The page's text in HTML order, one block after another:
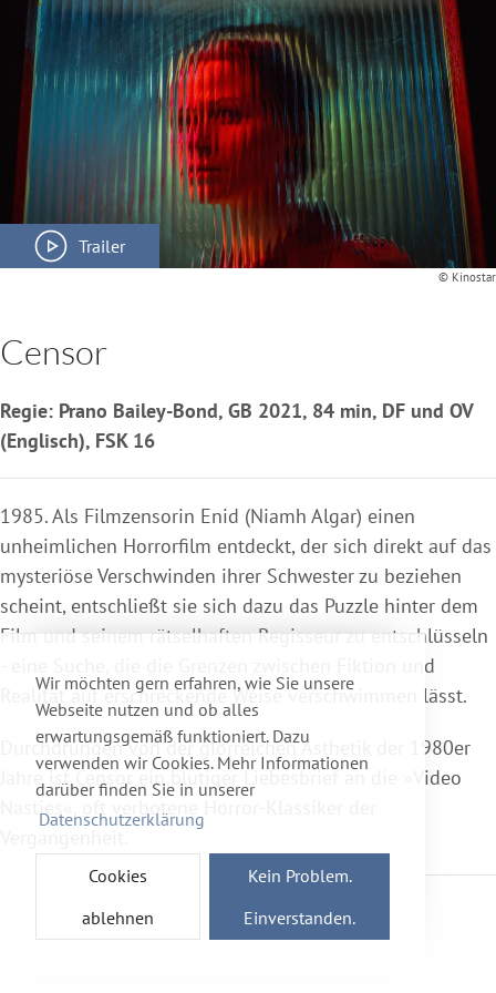
Wir möchten gern erfahren, wie Sie unsere
Webseite nutzen und ob alles
erwartungsgemäß funktioniert. Dazu
verwenden wir Cookies. Mehr Informationen
darüber finden Sie in unserer
Datenschutzerklärung
Cookies
ablehnen
Kein Problem.
Einverstanden.
Trailer
© Kinostar
Censor
Regie: Prano Bailey-Bond, GB 2021, 84 min, DF und OV
(Englisch), FSK 16
1985. Als Filmzensorin Enid (Niamh Algar) einen
unheimlichen Horrorfilm entdeckt, der sich direkt auf das
mysteriöse Verschwinden ihrer Schwester zu beziehen
scheint, entschließt sie sich dazu das Puzzle hinter dem
Film und seinem rätselhaften Regisseur zu entschlüsseln
- eine Suche, die die Grenzen zwischen Fiktion und
Realität auf erschreckende Weise verschwimmen lässt.
Durchdrungen von der glorreichen Ästhetik der 1980er
Jahre ist Censor ein blutiger Liebesbrief an die »Video
Nasties«, oft verbotene Horror-Klassiker der